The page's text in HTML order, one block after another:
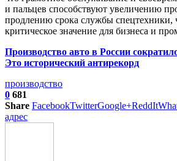
и пальцев способствуют увеличению
продлению срока службы спецтехники,
критическое значение для бизнеса и
Производство авто в России
Это исторический антирекорд
производство
0 681
Share FacebookTwitterGoogle+ReddIt
адрес